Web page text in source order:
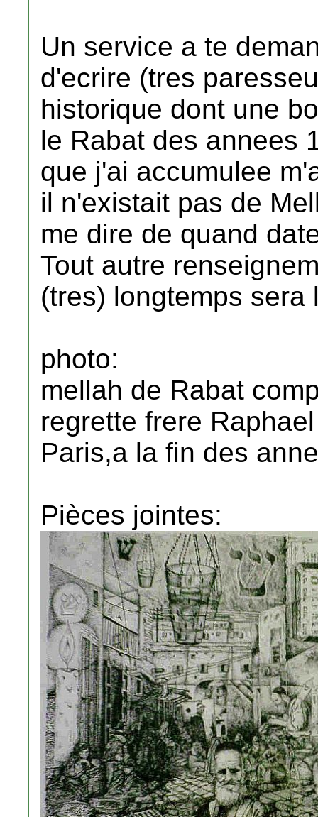
Un service a te
d'ecrire (tres
historique dont une
le Rabat des annees
que j'ai accumulee
il n'existait pas de
me dire de quand
Tout autre
(tres) longtemps sera
photo:
mellah de Rabat
regrette frere
Paris,a la fin des
Pièces jointes: